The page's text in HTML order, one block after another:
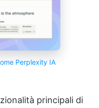
Perplexity IA
principali di